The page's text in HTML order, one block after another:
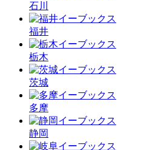
石川
福井
栃木
茨城
多摩
静岡